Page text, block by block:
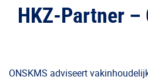
HKZ-Partner –
ONSKMS adviseert